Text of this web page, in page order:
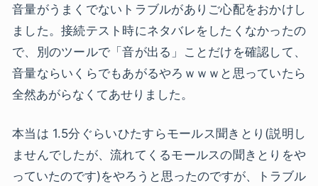
音量がうまくでないトラブルがありご心配をおかけし
ました。接続テスト時にネタバレをしたくなかったの
で、別のツールで「音が出る」ことだけを確認して、
音量ならいくらでもあがるやろｗｗｗと思っていたら
全然あがらなくてあせりました。
本当は 1.5分ぐらいひたすらモールス聞きとり(説明し
ませんでしたが、流れてくるモールスの聞きとりをや
っていたのです)をやろうと思ったのですが、トラブル